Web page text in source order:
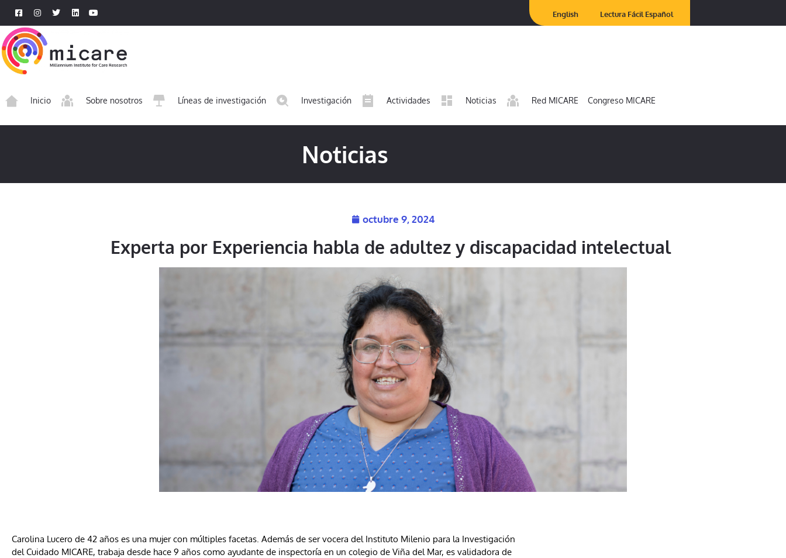
English Lectura Fácil Español
Inicio Sobre nosotros Líneas de investigación Investigación Actividades Noticias Red MICARE Congreso MICARE
Noticias
octubre 9, 2024
Experta por Experiencia habla de adultez y discapacidad intelectual
Carolina Lucero de 42 años es una mujer con múltiples facetas. Además de ser vocera del Instituto Milenio para la Investigación
del Cuidado MICARE, trabaja desde hace 9 años como ayudante de inspectoría en un colegio de Viña del Mar, es validadora de